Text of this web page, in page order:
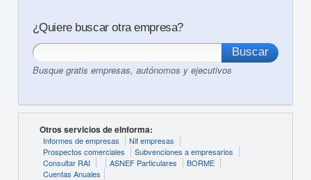
¿Quiere buscar otra empresa?
Busque gratis empresas, autónomos y ejecutivos
Otros servicios de eInforma:
Informes de empresas
Nif empresas
Prospectos comerciales
Subvenciones a empresarios
Consultar RAI
ASNEF Particulares
BORME
Cuentas Anuales